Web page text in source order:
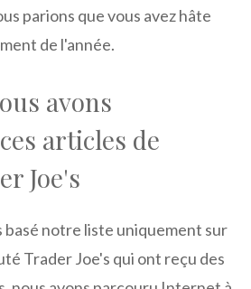
parions que vous avez hâte
de l'année.
avons
articles de
Joe's
basé notre liste uniquement sur
Trader Joe's qui ont reçu des